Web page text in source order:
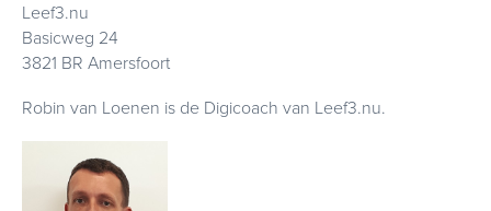
Leef3.nu
Basicweg 24
3821 BR Amersfoort
Robin van Loenen is de Digicoach van Leef3.nu.